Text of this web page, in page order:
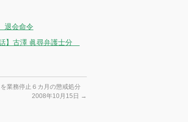
退会命令
】古澤 眞尋弁護士分
業務停止６カ月の懲戒処分
2008年10月15日 →